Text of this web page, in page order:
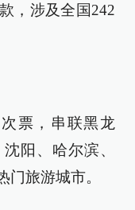
，涉及全国242
票，串联黑龙
阳、哈尔滨、
旅游城市。